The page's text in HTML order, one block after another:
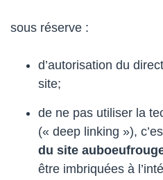
sous réserve :
d’autorisation du
site;
de ne pas utiliser la
(« deep linking »),
du site
être imbriquées à